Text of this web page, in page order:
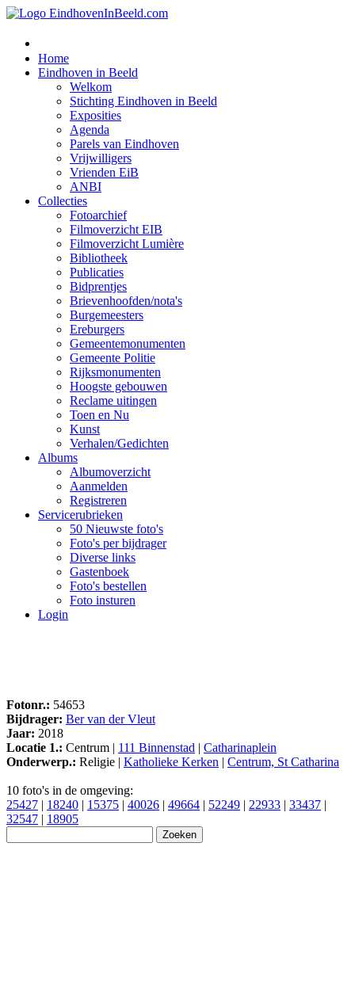
Home
Eindhoven in Beeld
Welkom
Stichting Eindhoven in Beeld
Exposities
Agenda
Parels van Eindhoven
Vrijwilligers
Vrienden EiB
ANBI
Collecties
Fotoarchief
Filmoverzicht EIB
Filmoverzicht Lumière
Bibliotheek
Publicaties
Bidprentjes
Brievenhoofden/nota's
Burgemeesters
Ereburgers
Gemeentemonumenten
Gemeente Politie
Rijksmonumenten
Hoogste gebouwen
Reclame uitingen
Toen en Nu
Kunst
Verhalen/Gedichten
Albums
Albumoverzicht
Aanmelden
Registreren
Servicerubrieken
50 Nieuwste foto's
Foto's per bijdrager
Diverse links
Gastenboek
Foto's bestellen
Foto insturen
Login
Fotonr.: 54653
Bijdrager: Ber van der Vleut
Jaar: 2018
Locatie 1.: Centrum | 111 Binnenstad | Catharinaplein
Onderwerp.: Religie | Katholieke Kerken | Centrum, St Catharina
10 foto's in de omgeving:
25427 | 18240 | 15375 | 40026 | 49664 | 52249 | 22933 | 33437 |
32547 | 18905